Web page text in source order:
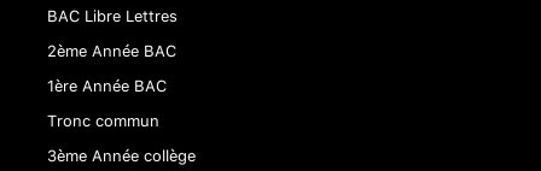
BAC Libre Lettres
2ème Année BAC
1ère Année BAC
Tronc commun
3ème Année collège